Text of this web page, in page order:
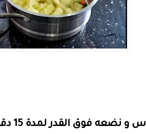
القدر لمدة 15 دقيقة حتى تفور كل الخضر؛